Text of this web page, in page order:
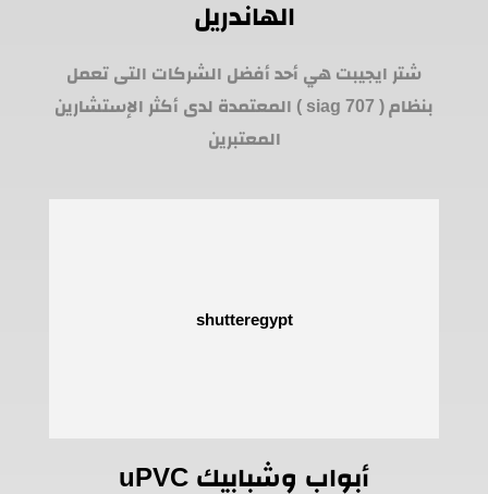
الهاندريل
شتر ايجيبت هي أحد أفضل الشركات التى تعمل
بنظام ( siag 707 ) المعتمدة لدى أكثر الإستشارين
المعتبرين
أبواب وشبابيك uPVC